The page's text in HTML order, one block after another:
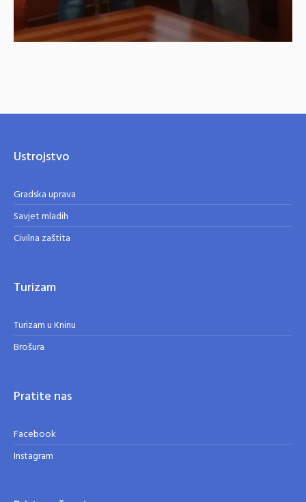
Ustrojstvo
Gradska uprava
Savjet mladih
Civilna zaštita
Turizam
Turizam u Kninu
Brošura
Pratite nas
Facebook
Instagram